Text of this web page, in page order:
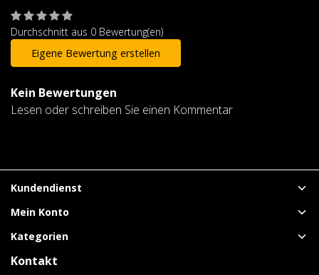
Durchschnitt aus 0 Bewertung(en)
Eigene Bewertung erstellen
Kein Bewertungen
Lesen oder schreiben Sie einen Kommentar
Kundendienst
Mein Konto
Kategorien
Kontakt